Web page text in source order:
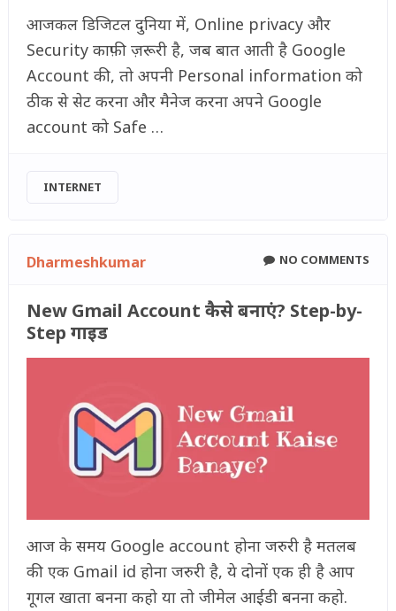
आजकल डिजिटल दुनिया में, Online privacy और
Security काफ़ी ज़रूरी है, जब बात आती है Google
Account की, तो अपनी Personal information को
ठीक से सेट करना और मैनेज करना अपने Google
account को Safe …
INTERNET
Dharmeshkumar NO COMMENTS
New Gmail Account कैसे बनाएं? Step-by-
Step गाइड
आज के समय Google account होना जरुरी है मतलब
की एक Gmail id होना जरुरी है, ये दोनों एक ही है आप
गूगल खाता बनना कहो या तो जीमेल आईडी बनना कहो.